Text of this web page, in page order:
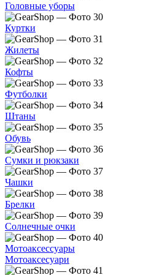
Головные уборы
Куртки
Жилеты
Кофты
Футболки
Штаны
Обувь
Сумки и рюкзаки
Чашки
Брелки
Солнечные очки
Мотоаксессуары
Мотоаксесуари